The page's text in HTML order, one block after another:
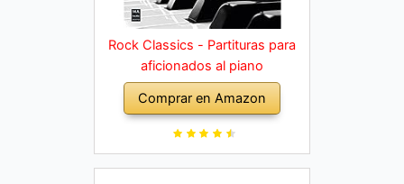
Rock Classics - Partituras para
aficionados al piano
Comprar en Amazon